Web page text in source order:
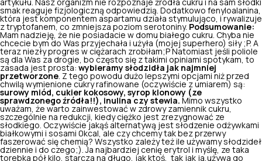
artykułu. Nasz organizm nie rozpoznaje źródła cukru i na sam słodki
smak reaguje fizjologiczną odpowiedzią. Dodatkowo fenyloalanina,
która jest komponentem aspartamu działa stymulująco, i rywalizuje
z tryptofanem, co zmniejsza poziom serotoniny. Podsumowanie:
Mam nadzieję, że nie posiadacie w domu białego cukru. Chyba nie
chcecie bym do Was przyjechała i użyła (mojej superhero) siły ;P. A
teraz niezły progres w ciężarach zrobiłam;P Natomiast jeśli poliole
są dla Was za drogie, bo często się z takimi opiniami spotykam, to
zasada jest prosta: wybieramy słodzidła jak najmniej
przetworzone . Z tego powodu dużo lepszymi opcjami niż przed
chwilą wymienione cukry rafinowane (oczywiście z umiarem) są:
surowy miód, cukier kokosowy, syrop klonowy (ze
sprawdzonego źródła!!), inulina czy stewia. Mimo wszystko
uważam, że warto zainwestować w zdrowy zamiennik cukru,
szczególnie na redukcji, kiedy ciężko jest zrezygnować ze
słodkiego. Oczywiście jakąś alternatywą jest słodzenie odżywkami
białkowymi i sosami 0kcal, ale czy chcemy tak bez przerwy
faszerować się chemią? Wszystko zależy też ile używamy słodzideł
dziennie i do czego;). Ja najbardziej cenię erytrol i myślę, ze taka
torebka pół kilo, starcza na długo, jak ktoś, tak jak ja,używa go